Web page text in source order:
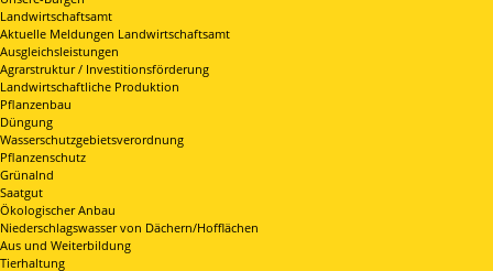
Landwirtschaftsamt
Aktuelle Meldungen Landwirtschaftsamt
Ausgleichsleistungen
Agrarstruktur / Investitionsförderung
Landwirtschaftliche Produktion
Pflanzenbau
Düngung
Wasserschutzgebietsverordnung
Pflanzenschutz
Grünalnd
Saatgut
Ökologischer Anbau
Niederschlagswasser von Dächern/Hofflächen
Aus und Weiterbildung
Tierhaltung